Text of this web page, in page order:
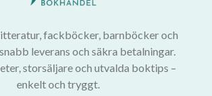
fackböcker, barnböcker och
leverans och säkra betalningar.
storsäljare och utvalda boktips –
enkelt och tryggt.